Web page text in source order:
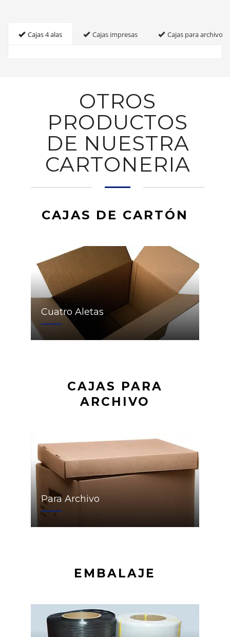
Cajas 4 alas Cajas impresas Cajas para archivo
OTROS
PRODUCTOS
DE NUESTRA
CARTONERIA
CAJAS DE CARTÓN
Cuatro Aletas
CAJAS PARA
ARCHIVO
Para Archivo
EMBALAJE